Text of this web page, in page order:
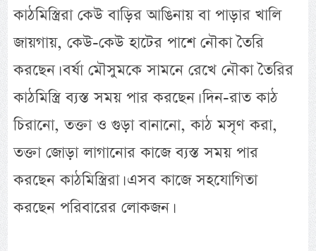
কাঠমিস্ত্রিরা কেউ বাড়ির আঙিনায় বা পাড়ার খালি
জায়গায়, কেউ-কেউ হাটের পাশে নৌকা তৈরি
করছেন। বর্ষা মৌসুমকে সামনে রেখে নৌকা তৈরির
কাঠমিস্ত্রি ব্যস্ত সময় পার করছেন। দিন-রাত কাঠ
চিরানো, তক্তা ও গুড়া বানানো, কাঠ মসৃণ করা,
তক্তা জোড়া লাগানোর কাজে ব্যস্ত সময় পার
করছেন কাঠমিস্ত্রিরা। এসব কাজে সহযোগিতা
করছেন পরিবারের লোকজন।